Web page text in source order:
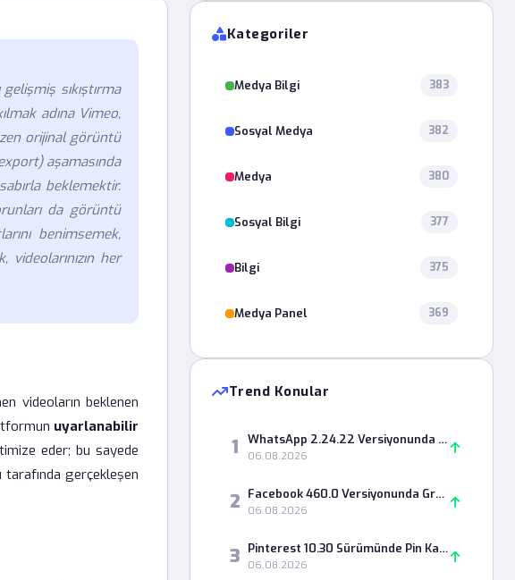
sıkıştırma
adına Vimeo,
orijinal görüntü
aşamasında
beklemektir.
da görüntü
benimsemek,
her
videoların beklenen
uyarlanabilir
eder; bu sayede
tarafında gerçekleşen
Kategoriler
Medya Bilgi 383
Sosyal Medya 382
Medya 380
Sosyal Bilgi 377
Bilgi 375
Medya Panel 369
Trend Konular
1 WhatsApp 2.24.22 Versiyonunda Durum Paylaşımı Neden Hata Veriyor?
06.08.2026
2 Facebook 460.0 Versiyonunda Grup Paylaşımları Neden Görünmüyor?
06.08.2026
3 Pinterest 10.30 Sürümünde Pin Kaydetme Hatası Nasıl Çözülür?
06.08.2026